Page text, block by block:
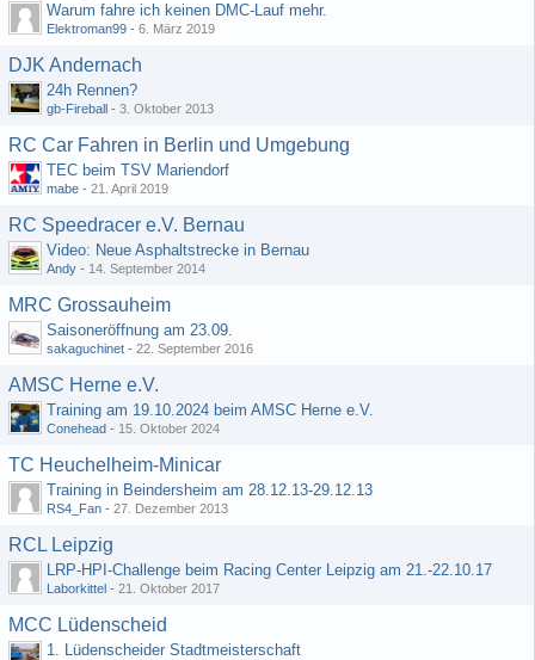
Warum fahre ich keinen DMC-Lauf mehr.
Elektroman99 - 6. März 2019
DJK Andernach
24h Rennen?
gb-Fireball - 3. Oktober 2013
RC Car Fahren in Berlin und Umgebung
TEC beim TSV Mariendorf
mabe - 21. April 2019
RC Speedracer e.V. Bernau
Video: Neue Asphaltstrecke in Bernau
Andy - 14. September 2014
MRC Grossauheim
Saisoneröffnung am 23.09.
sakaguchinet - 22. September 2016
AMSC Herne e.V.
Training am 19.10.2024 beim AMSC Herne e.V.
Conehead - 15. Oktober 2024
TC Heuchelheim-Minicar
Training in Beindersheim am 28.12.13-29.12.13
RS4_Fan - 27. Dezember 2013
RCL Leipzig
LRP-HPI-Challenge beim Racing Center Leipzig am 21.-22.10.17
Laborkittel - 21. Oktober 2017
MCC Lüdenscheid
1. Lüdenscheider Stadtmeisterschaft